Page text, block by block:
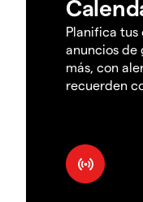
Planifica tus
anuncios de
más, con
recuerden